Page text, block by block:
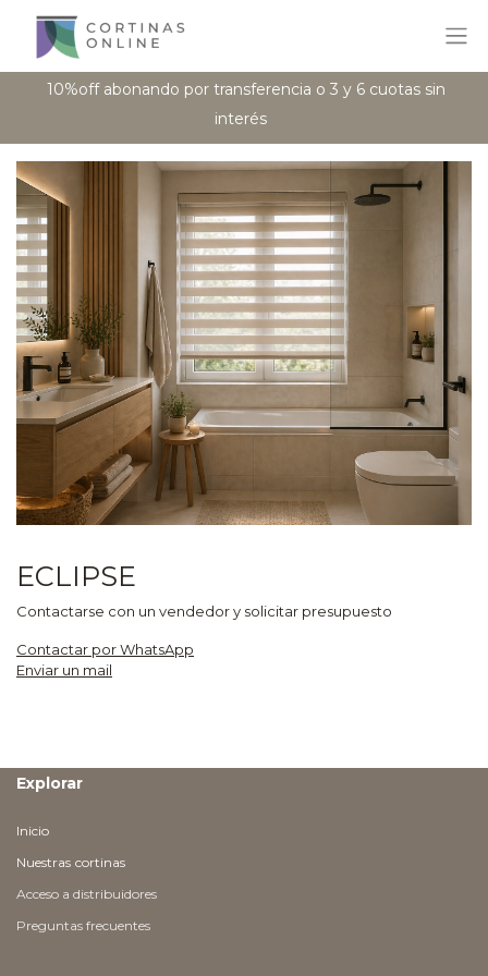
10%off abonando por transferencia o 3 y 6 cuotas sin
interés
ECLIPSE
Contactarse con un vendedor y solicitar presupuesto
Contactar por WhatsApp
Enviar un mail
Explorar
Inicio
Nuestras cortinas
Acceso a distribuidores
Preguntas frecuentes